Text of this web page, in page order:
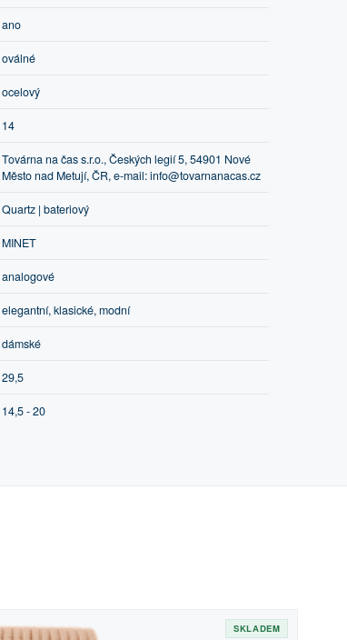
ano
oválné
ocelový
14
Továrna na čas s.r.o., Českých legií 5, 54901 Nové
Město nad Metují, ČR, e-mail: info@tovarnanacas.cz
Quartz | bateriový
MINET
analogové
elegantní, klasické, modní
dámské
29,5
14,5 - 20
SKLADEM